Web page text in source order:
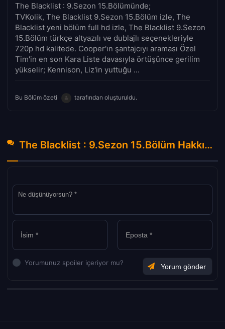
The Blacklist : 9.Sezon 15.Bölümünde;
TVKolik, The Blacklist 9.Sezon 15.Bölüm izle, The
Blacklist yeni bölüm full hd izle, The Blacklist 9.Sezon
15.Bölüm türkçe altyazılı ve dublajlı seçenekleriyle
720p hd kalitede. Cooper'ın şantajcıyı araması Özel
Tim'in en son Kara Liste davasıyla örtüşünce gerilim
yükselir; Kennison, Liz'in yuttuğu ...
Bu Bölüm özeti tarafından oluşturuldu.
The Blacklist : 9.Sezon 15.Bölüm Hakkında Yorumlar
Yorumunuz spoiler içeriyor mu?